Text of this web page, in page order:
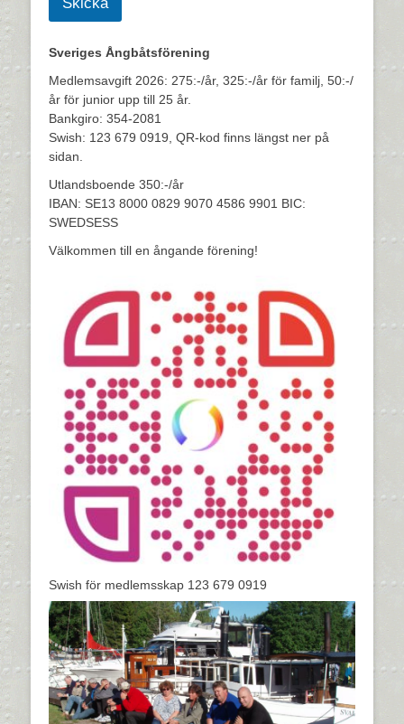
Sveriges Ångbåtsförening
Medlemsavgift 2026: 275:-/år, 325:-/år för familj, 50:-/
år för junior upp till 25 år.
Bankgiro: 354-2081
Swish: 123 679 0919, QR-kod finns längst ner på
sidan.
Utlandsboende 350:-/år
IBAN: SE13 8000 0829 9070 4586 9901 BIC:
SWEDSESS
Välkommen till en ångande förening!
Swish för medlemsskap 123 679 0919